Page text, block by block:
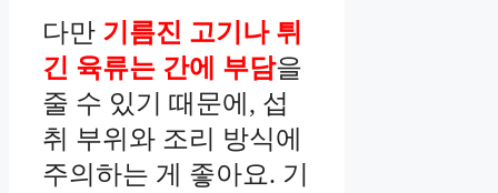
다만 기름진 고기나 튀
긴 육류는 간에 부담을
줄 수 있기 때문에, 섭
취 부위와 조리 방식에
주의하는 게 좋아요. 기